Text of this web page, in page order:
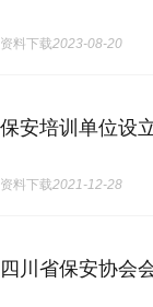
资料下载2023-08-20
保安培训单位设
资料下载2021-12-28
四川省保安协会